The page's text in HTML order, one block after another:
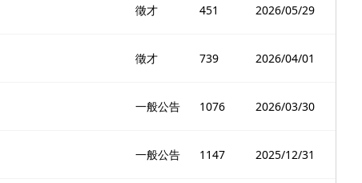
徵才 451 2026/05/29
徵才 739 2026/04/01
一般公告 1076 2026/03/30
一般公告 1147 2025/12/31